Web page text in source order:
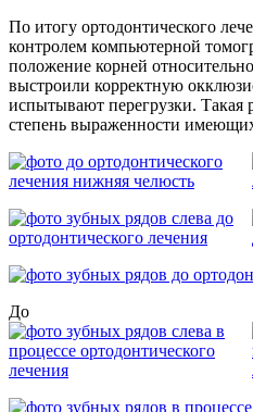
По итогу ортодонтического
контролем компьютерной
положение корней
выстроили корректную
испытывают перегрузки. Такая
степень выраженности
До